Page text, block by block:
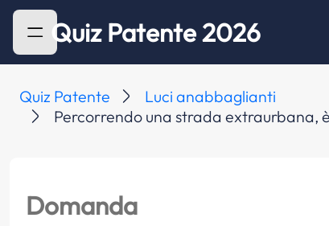
Quiz Patente 2026
Quiz Patente
Luci anabbaglianti
Percorrendo una strada extraurbana,
Domanda